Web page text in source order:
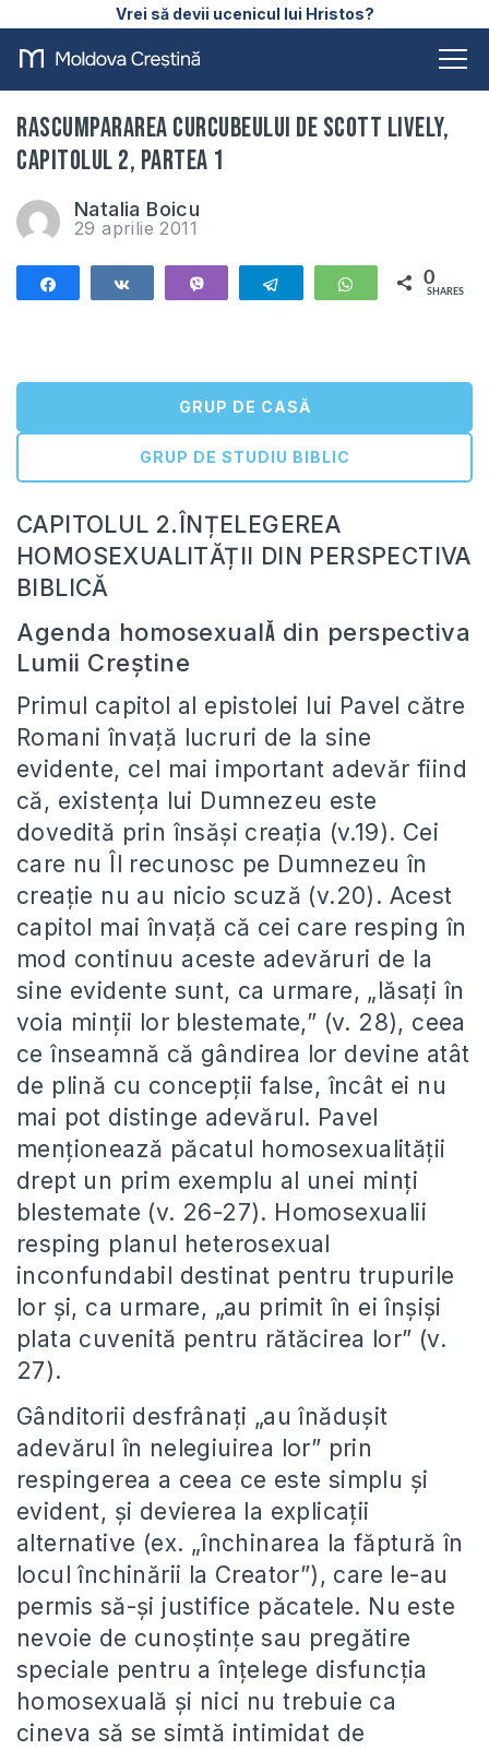
Vrei să devii ucenicul lui Hristos?
Rascumpararea curcubeului de Scott Lively,
capitolul 2, partea 1
Natalia Boicu
29 aprilie 2011
Telegram WhatsApp
0
SHARES
GRUP DE CASĂ
GRUP DE STUDIU BIBLIC
CAPITOLUL 2. ÎNȚELEGEREA
HOMOSEXUALITĂȚII DIN PERSPECTIVA
BIBLICĂ
Agenda homosexuală din perspectiva
Lumii Creștine
Primul capitol al epistolei lui Pavel către
Romani învață lucruri de la sine
evidente, cel mai important adevăr fiind
că, existența lui Dumnezeu este
dovedită prin însăși creația (v.19). Cei
care nu Îl recunosc pe Dumnezeu în
creație nu au nicio scuză (v.20). Acest
capitol mai învață că cei care resping în
mod continuu aceste adevăruri de la
sine evidente sunt, ca urmare, „lăsați în
voia minții lor blestemate,” (v. 28), ceea
ce înseamnă că gândirea lor devine atât
de plină cu concepții false, încât ei nu
mai pot distinge adevărul. Pavel
menționează păcatul homosexualității
drept un prim exemplu al unei minți
blestemate (v. 26-27). Homosexualii
resping planul heterosexual
inconfundabil destinat pentru trupurile
lor și, ca urmare, „au primit în ei înșiși
plata cuvenită pentru rătăcirea lor” (v.
27).
Gânditorii desfrânați „au înădușit
adevărul în nelegiuirea lor” prin
respingerea a ceea ce este simplu și
evident, și devierea la explicații
alternative (ex. „închinarea la făptură în
locul închinării la Creator”), care le-au
permis să-și justifice păcatele. Nu este
nevoie de cunoștințe sau pregătire
speciale pentru a înțelege disfuncția
homosexuală și nici nu trebuie ca
cineva să se simtă intimidat de